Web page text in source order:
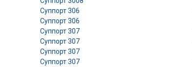
Суппорт 306
Суппорт 306
Суппорт 307
Суппорт 307
Суппорт 307
Суппорт 307